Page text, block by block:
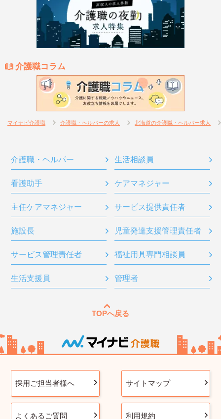
介護職コラム
マイナビ介護職 介護職・ヘルパーの求人 北海道の介護職・ヘルパー求人
介護職・ヘルパー 生活相談員
看護助手 ケアマネジャー
主任ケアマネジャー サービス提供責任者
施設長 児童発達支援管理責任者
サービス管理責任者 福祉用具専門相談員
生活支援員 管理者
TOPへ戻る
採用ご担当者様へ サイトマップ
よくあるご質問 利用規約